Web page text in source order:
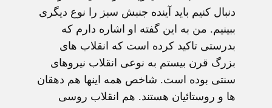
دنبال کنیم باید آینده جنبش سبز را نوع دیگری
ببینیم. من به این گفته او اشاره دارم که
بدرستی تاکید کرده است که انقلاب های
بزرگ قرن بیستم به نوعی انقلاب نیروهای
سنتی بوده است. شاخص همه اینها هم دهقان
ها و روستائیان هستند. هم انقلاب روسی